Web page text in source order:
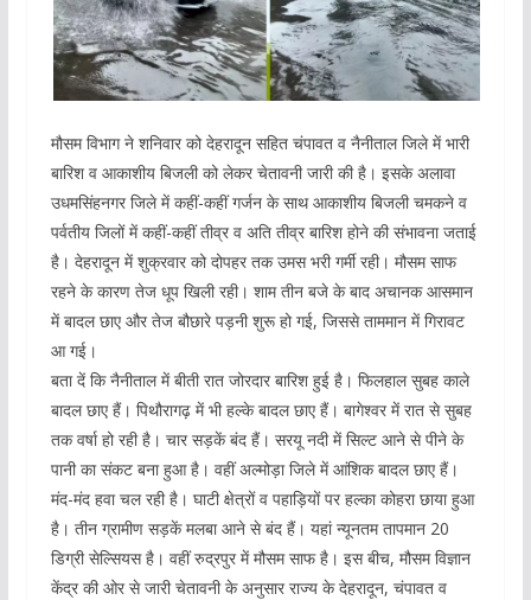
मौसम विभाग ने शनिवार को देहरादून सहित चंपावत व नैनीताल जिले में भारी
बारिश व आकाशीय बिजली को लेकर चेतावनी जारी की है। इसके अलावा
उधमसिंहनगर जिले में कहीं-कहीं गर्जन के साथ आकाशीय बिजली चमकने व
पर्वतीय जिलों में कहीं-कहीं तीव्र व अति तीव्र बारिश होने की संभावना जताई
है। देहरादून में शुक्रवार को दोपहर तक उमस भरी गर्मी रही। मौसम साफ
रहने के कारण तेज धूप खिली रही। शाम तीन बजे के बाद अचानक आसमान
में बादल छाए और तेज बौछारे पड़नी शुरू हो गई, जिससे ताममान में गिरावट
आ गई।
बता दें कि नैनीताल में बीती रात जोरदार बारिश हुई है। फिलहाल सुबह काले
बादल छाए हैं। पिथौरागढ़ में भी हल्के बादल छाए हैं। बागेश्वर में रात से सुबह
तक वर्षा हो रही है। चार सड़कें बंद हैं। सरयू नदी में सिल्ट आने से पीने के
पानी का संकट बना हुआ है। वहीं अल्मोड़ा जिले में आंशिक बादल छाए हैं।
मंद-मंद हवा चल रही है। घाटी क्षेत्रों व पहाड़ियों पर हल्का कोहरा छाया हुआ
है। तीन ग्रामीण सड़कें मलबा आने से बंद हैं। यहां न्यूनतम तापमान 20
डिग्री सेल्सियस है। वहीं रुद्रपुर में मौसम साफ है। इस बीच, मौसम विज्ञान
केंद्र की ओर से जारी चेतावनी के अनुसार राज्य के देहरादून, चंपावत व